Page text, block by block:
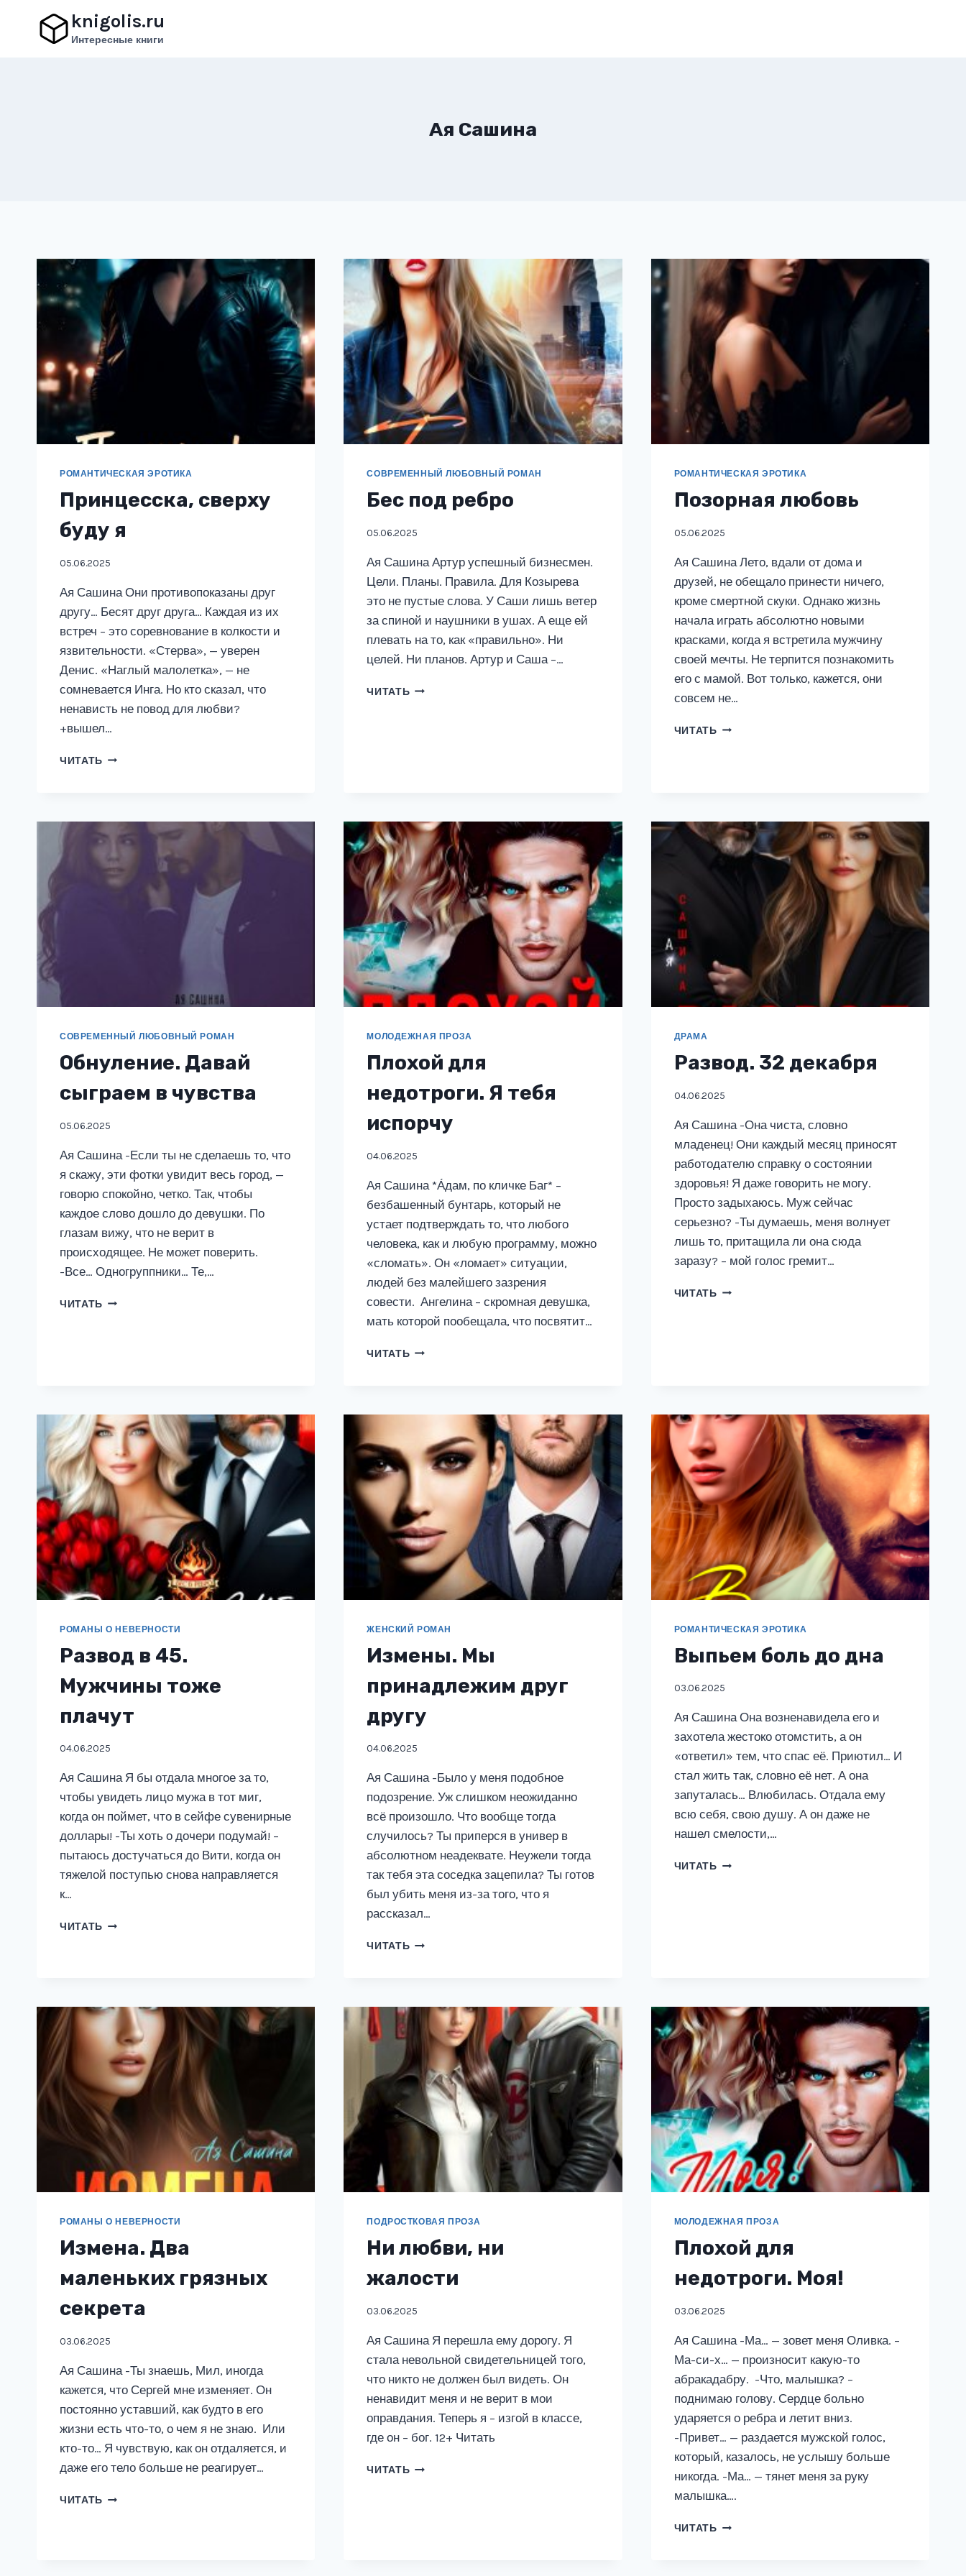
содержимому
knigolis.ru
Интересные книги
Ая Сашина
РОМАНТИЧЕСКАЯ ЭРОТИКА
Принцесска, сверху
буду я
05.06.2025
Ая Сашина Они противопоказаны друг
другу… Бесят друг друга… Каждая из их
встреч – это соревнование в колкости и
язвительности. «Стерва», — уверен
Денис. «Наглый малолетка», — не
сомневается Инга. Но кто сказал, что
ненависть не повод для любви?
+вышел…
ЧИТАТЬ ПРИНЦЕССКА,
СОВРЕМЕННЫЙ ЛЮБОВНЫЙ РОМАН
Бес под ребро
05.06.2025
Ая Сашина Артур успешный бизнесмен.
Цели. Планы. Правила. Для Козырева
это не пустые слова. У Саши лишь ветер
за спиной и наушники в ушах. А еще ей
плевать на то, как «правильно». Ни
целей. Ни планов. Артур и Саша –…
ЧИТАТЬ БЕС
РОМАНТИЧЕСКАЯ ЭРОТИКА
Позорная любовь
05.06.2025
Ая Сашина Лето, вдали от дома и
друзей, не обещало принести ничего,
кроме смертной скуки. Однако жизнь
начала играть абсолютно новыми
красками, когда я встретила мужчину
своей мечты. Не терпится познакомить
его с мамой. Вот только, кажется, они
совсем не…
ЧИТАТЬ ПОЗОРНАЯ
СОВРЕМЕННЫЙ ЛЮБОВНЫЙ РОМАН
Обнуление. Давай
сыграем в чувства
05.06.2025
Ая Сашина -Если ты не сделаешь то, что
я скажу, эти фотки увидит весь город, —
говорю спокойно, четко. Так, чтобы
каждое слово дошло до девушки. По
глазам вижу, что не верит в
происходящее. Не может поверить.
-Все… Одногруппники… Те,…
ЧИТАТЬ ОБНУЛЕНИЕ.
МОЛОДЕЖНАЯ ПРОЗА
Плохой для
недотроги. Я тебя
испорчу
04.06.2025
Ая Сашина *А́дам, по кличке Баг* –
безбашенный бунтарь, который не
устает подтверждать то, что любого
человека, как и любую программу, можно
«сломать». Он «ломает» ситуации,
людей без малейшего зазрения
совести. Ангелина – скромная девушка,
мать которой пообещала, что посвятит…
ЧИТАТЬ ПЛОХОЙ
ДРАМА
Развод. 32 декабря
04.06.2025
Ая Сашина -Она чиста, словно
младенец! Они каждый месяц приносят
работодателю справку о состоянии
здоровья! Я даже говорить не могу.
Просто задыхаюсь. Муж сейчас
серьезно? -Ты думаешь, меня волнует
лишь то, притащила ли она сюда
заразу? – мой голос гремит…
ЧИТАТЬ РАЗВОД.
РОМАНЫ О НЕВЕРНОСТИ
Развод в 45.
Мужчины тоже
плачут
04.06.2025
Ая Сашина Я бы отдала многое за то,
чтобы увидеть лицо мужа в тот миг,
когда он поймет, что в сейфе сувенирные
доллары! -Ты хоть о дочери подумай! –
пытаюсь достучаться до Вити, когда он
тяжелой поступью снова направляется
к…
ЧИТАТЬ РАЗВОД
ЖЕНСКИЙ РОМАН
Измены. Мы
принадлежим друг
другу
04.06.2025
Ая Сашина -Было у меня подобное
подозрение. Уж слишком неожиданно
всё произошло. Что вообще тогда
случилось? Ты приперся в универ в
абсолютном неадеквате. Неужели тогда
так тебя эта соседка зацепила? Ты готов
был убить меня из-за того, что я
рассказал…
ЧИТАТЬ ИЗМЕНЫ.
РОМАНТИЧЕСКАЯ ЭРОТИКА
Выпьем боль до дна
03.06.2025
Ая Сашина Она возненавидела его и
захотела жестоко отомстить, а он
«ответил» тем, что спас её. Приютил… И
стал жить так, словно её нет. А она
запуталась… Влюбилась. Отдала ему
всю себя, свою душу. А он даже не
нашел смелости,…
ЧИТАТЬ ВЫПЬЕМ
РОМАНЫ О НЕВЕРНОСТИ
Измена. Два
маленьких грязных
секрета
03.06.2025
Ая Сашина -Ты знаешь, Мил, иногда
кажется, что Сергей мне изменяет. Он
постоянно уставший, как будто в его
жизни есть что-то, о чем я не знаю. Или
кто-то… Я чувствую, как он отдаляется, и
даже его тело больше не реагирует…
ЧИТАТЬ ИЗМЕНА.
ПОДРОСТКОВАЯ ПРОЗА
Ни любви, ни
жалости
03.06.2025
Ая Сашина Я перешла ему дорогу. Я
стала невольной свидетельницей того,
что никто не должен был видеть. Он
ненавидит меня и не верит в мои
оправдания. Теперь я – изгой в классе,
где он – бог. 12+ Читать
ЧИТАТЬ НИ
МОЛОДЕЖНАЯ ПРОЗА
Плохой для
недотроги. Моя!
03.06.2025
Ая Сашина -Ма… — зовет меня Оливка. –
Ма-си-х… — произносит какую-то
абракадабру. -Что, малышка? –
поднимаю голову. Сердце больно
ударяется о ребра и летит вниз.
-Привет… — раздается мужской голос,
который, казалось, не услышу больше
никогда. -Ма… — тянет меня за руку
малышка….
ЧИТАТЬ ПЛОХОЙ